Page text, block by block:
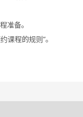
准备。
课程的规则”。